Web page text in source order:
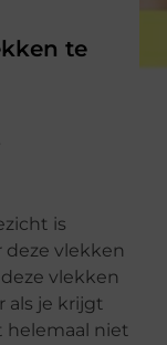
te
is
deze vlekken
vlekken
als je krijgt
helemaal niet